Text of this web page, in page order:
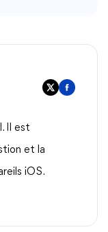
Il est
et la
iOS.